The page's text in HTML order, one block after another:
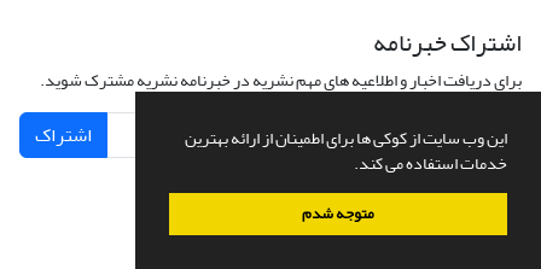
این وب سایت از کوکی ها برای اطمینان از ارائه بهترین
خدمات استفاده می کند.
متوجه شدم
اشتراک خبرنامه
برای دریافت اخبار و اطلاعیه های مهم نشریه در خبرنامه نشریه مشترک شوید.
اشتراک
سامانه مدیریت نشریات علمی.طراحی و پیاده سازی ازسیناوب